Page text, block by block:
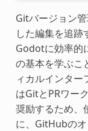
Gitバージョン
した編集を追跡
Godotに効率的
の基本を学ぶこ
ィカルインター
はGitとPRワー
奨励するため、
に、GitHubの